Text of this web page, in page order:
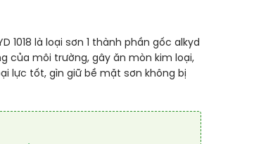
1018 là loại sơn 1 thành phần gốc alkyd
của môi trường, gây ăn mòn kim loại,
lực tốt, gìn giữ bề mặt sơn không bị